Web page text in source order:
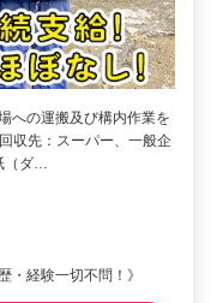
への運搬及び構内作業を
収先：スーパー、一般企
（ダ…
経験一切不問！》